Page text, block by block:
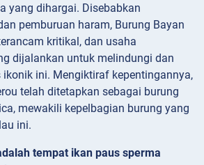
yang dihargai. Disebabkan
pemburuan haram, Burung Bayan
kritikal, dan usaha
dijalankan untuk melindungi dan
ikonik ini. Mengiktiraf kepentingannya,
telah ditetapkan sebagai burung
mewakili kepelbagian burung yang
ini.
tempat ikan paus sperma